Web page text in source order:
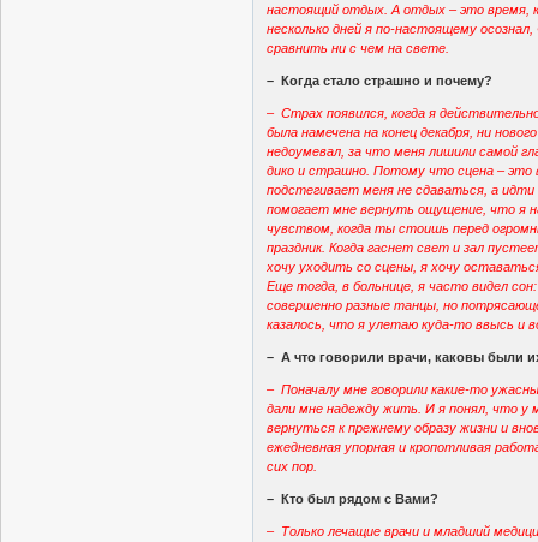
настоящий отдых. А отдых – это время,
несколько дней я по-настоящему
сравнить ни с чем на свете.
– Когда стало страшно и почему?
– Страх появился, когда я
была намечена на конец декабря, ни
недоумевал, за что меня лишили самой
дико и страшно. Потому что сцена –
подстегивает меня не сдаваться, а
помогает мне вернуть ощущение, что я
чувством, когда ты стоишь перед
праздник. Когда гаснет свет и зал
хочу уходить со сцены, я хочу
Еще тогда, в больнице, я часто видел
совершенно разные танцы, но
казалось, что я улетаю куда-то ввысь и
– А что говорили врачи, каковы были
– Поначалу мне говорили какие-то
дали мне надежду жить. И я понял, что
вернуться к прежнему образу жизни и
ежедневная упорная и кропотливая
сих пор.
– Кто был рядом с Вами?
– Только лечащие врачи и младший